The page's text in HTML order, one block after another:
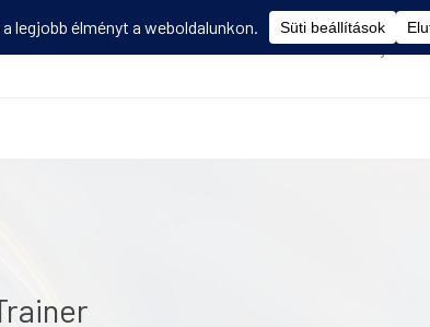
Disszemináció Vélemények